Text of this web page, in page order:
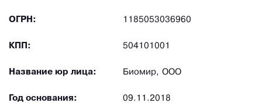
ОГРН: 1185053036960
КПП: 504101001
Название юр лица: Биомир, ООО
Год основания: 09.11.2018